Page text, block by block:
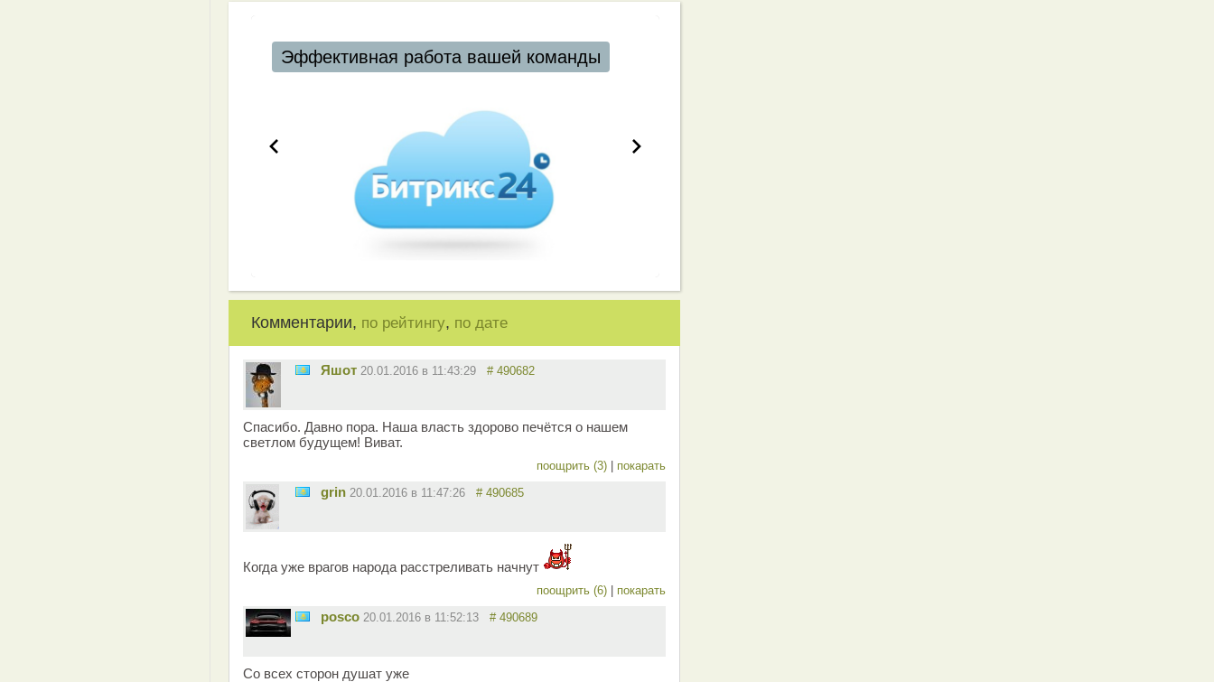
Эффективная работа вашей команды
Комментарии, по рейтингу, по дате
Яшот 20.01.2016 в 11:43:29 # 490682
Спасибо. Давно пора. Наша власть здорово печётся о нашем
светлом будущем! Виват.
поощрить (3) покарать
grin 20.01.2016 в 11:47:26 # 490685
Когда уже врагов народа расстреливать начнут
поощрить (6) покарать
posco 20.01.2016 в 11:52:13 # 490689
Со всех сторон душат уже